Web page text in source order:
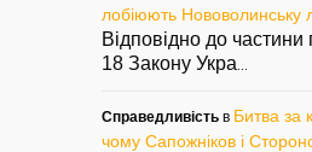
лобіюють Нововолинську
Відповідно до частини
18 Закону Укра
Справедливість в Битва за
чому Сапожніков і